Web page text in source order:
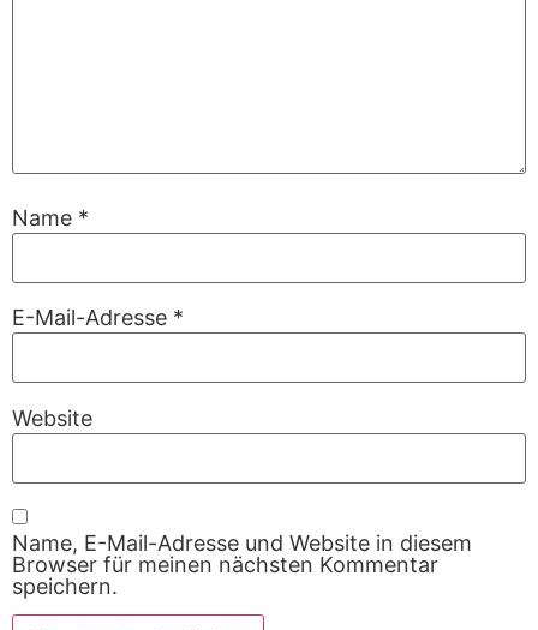
Name *
E-Mail-Adresse *
Website
Name, E-Mail-Adresse und Website in diesem
Browser für meinen nächsten Kommentar
speichern.